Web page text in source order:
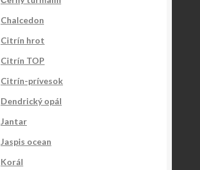
Chalcedon
Citrín hrot
Citrín TOP
Citrín-prívesok
Dendrický opál
Jantar
Jaspis ocean
Korál